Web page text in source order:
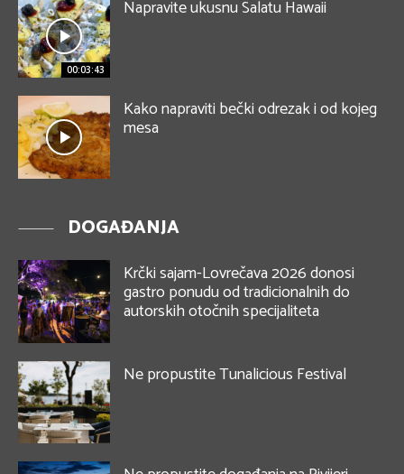
00:03:43
Napravite ukusnu Salatu Hawaii
Kako napraviti bečki odrezak i od kojeg
mesa
DOGAĐANJA
Krčki sajam-Lovrečava 2026 donosi
gastro ponudu od tradicionalnih do
autorskih otočnih specijaliteta
Ne propustite Tunalicious Festival